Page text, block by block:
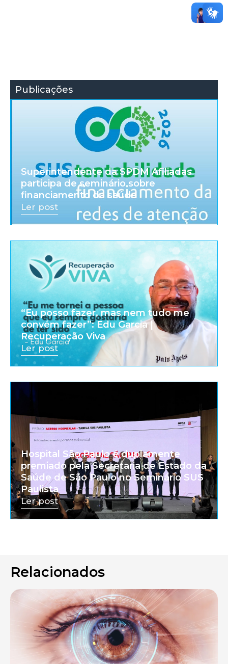
Publicações
Superintendente da SPDM Afiliadas
participa de seminário sobre
financiamento da saúde
Ler post
“Eu posso fazer, mas nem tudo me
convém fazer”: Edu Garcia |
Recuperação Viva
Ler post
Hospital São Paulo é duplamente
premiado pela Secretaria de Estado da
Saúde de São Paulo no Seminário SUS
Paulista
Ler post
Relacionados